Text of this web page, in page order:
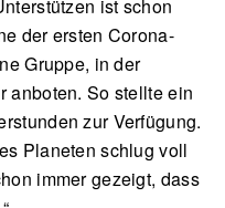
ist schon
der ersten Corona-
Gruppe, in der
anboten. So stellte ein
zur Verfügung.
Planeten schlug voll
immer gezeigt, dass